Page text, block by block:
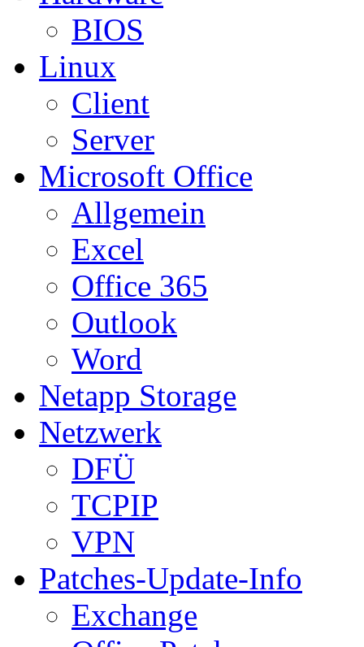
BIOS
Linux
Client
Server
Microsoft Office
Allgemein
Excel
Office 365
Outlook
Word
Netapp Storage
Netzwerk
DFÜ
TCPIP
VPN
Patches-Update-Info
Exchange